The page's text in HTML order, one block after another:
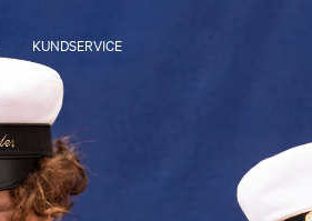
KUNDSERVICE